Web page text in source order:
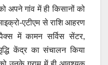
अपने गांव में ही किसानों को
एटीएम से राशि आहरण
में कामन सर्विस सेंटर,
केंद्र का संचालन किया